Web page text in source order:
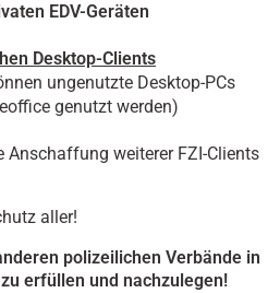
EDV-Geräten
Desktop-Clients
ungenutzte Desktop-PCs
genutzt werden)
weiterer FZI-Clients
aller!
polizeilichen Verbände in
erfüllen und nachzulegen!